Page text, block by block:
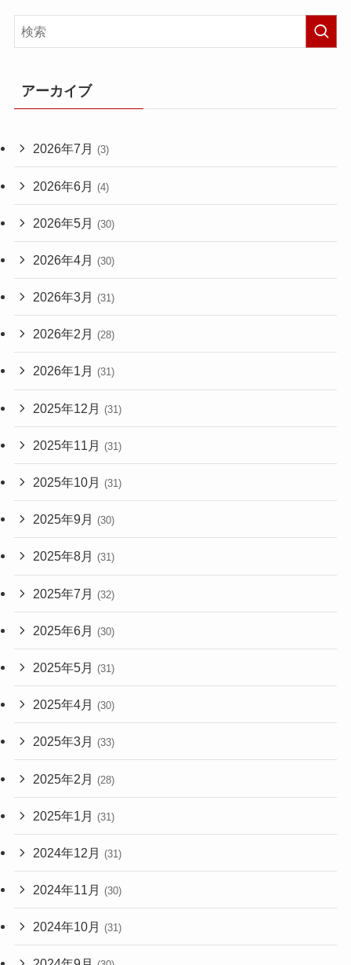
アーカイブ
2026年7月 (3)
2026年6月 (4)
2026年5月 (30)
2026年4月 (30)
2026年3月 (31)
2026年2月 (28)
2026年1月 (31)
2025年12月 (31)
2025年11月 (31)
2025年10月 (31)
2025年9月 (30)
2025年8月 (31)
2025年7月 (32)
2025年6月 (30)
2025年5月 (31)
2025年4月 (30)
2025年3月 (33)
2025年2月 (28)
2025年1月 (31)
2024年12月 (31)
2024年11月 (30)
2024年10月 (31)